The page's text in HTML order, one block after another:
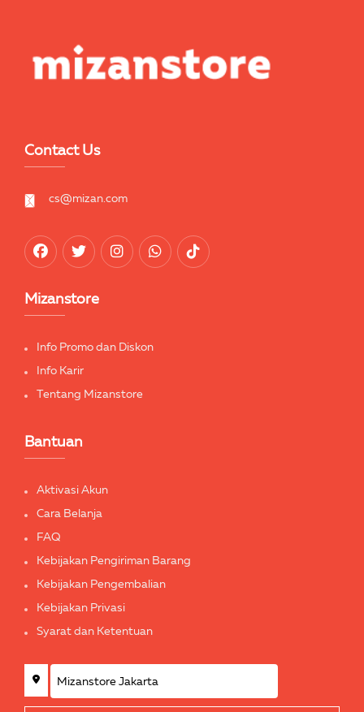
Contact Us
cs@mizan.com
Mizanstore
Info Promo dan Diskon
Info Karir
Tentang Mizanstore
Bantuan
Aktivasi Akun
Cara Belanja
FAQ
Kebijakan Pengiriman Barang
Kebijakan Pengembalian
Kebijakan Privasi
Syarat dan Ketentuan